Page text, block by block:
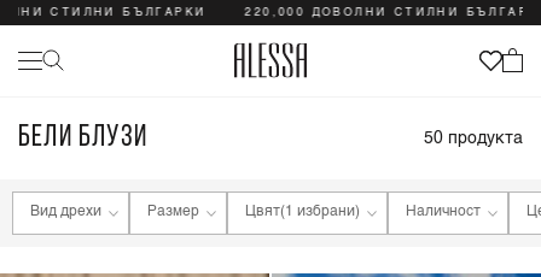
СТИЛНИ БЪЛГАРКИ 220,000 ДОВОЛНИ СТИЛНИ БЪЛГАРКИ
БЕЛИ БЛУЗИ 50продукта
Вид дрехи Размер Цвят(1 избрани) Наличност